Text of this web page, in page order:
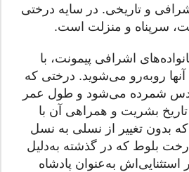
و تاریخی. در سایه درختی
سرپناه و منزلت است.
اشرافی پیمونت، با
روبه‌رو می‌شوید. درختی که
شمرده می‌شود و طول عمر
بشریت و همراهی آن با
بدون تغییر از نسلی به نسل
بلوط که در گذشته به‌دلیل
به‌عنوان پادشاه